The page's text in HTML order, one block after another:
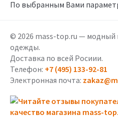
По выбранным Вами
© 2026 mass-top.ru — модный
одежды.
Доставка по всей Росиии.
Телефон: +7 (495) 133-92-81
Электронная почта: